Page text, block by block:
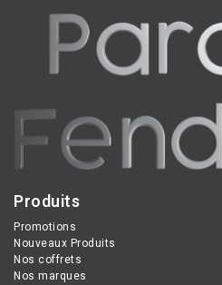
l'émail avec Fluorure et
formule sans gluten.
Produits
Promotions
Nouveaux Produits
Nos coffrets
Nos marques